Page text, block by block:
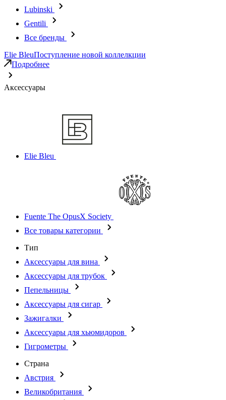
Lubinski
Gentili
Все бренды
Elie BleuПоступление новой коллелкции
Подробнее
Аксессуары
Elie Bleu
Fuente The OpusX Society
Все товары категории
Тип
Аксессуары для вина
Аксессуары для трубок
Пепельницы
Аксессуары для сигар
Зажигалки
Аксессуары для хьюмидоров
Гигрометры
Страна
Австрия
Великобритания